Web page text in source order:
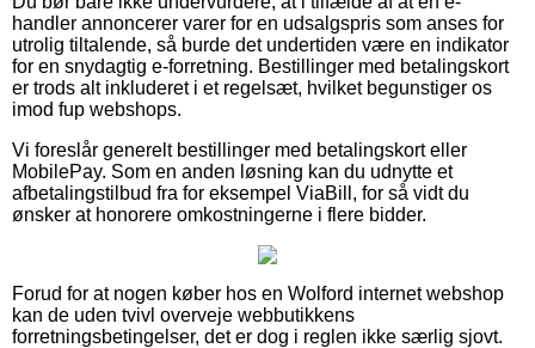
handler annoncerer varer for en udsalgspris som anses for
utrolig tiltalende, så burde det undertiden være en indikator
for en snydagtig e-forretning. Bestillinger med betalingskort
er trods alt inkluderet i et regelsæt, hvilket begunstiger os
imod fup webshops.
Vi foreslår generelt bestillinger med betalingskort eller
MobilePay. Som en anden løsning kan du udnytte et
afbetalingstilbud fra for eksempel ViaBill, for så vidt du
ønsker at honorere omkostningerne i flere bidder.
Forud for at nogen køber hos en Wolford internet webshop
kan de uden tvivl overveje webbutikkens
forretningsbetingelser, det er dog i reglen ikke særlig sjovt.